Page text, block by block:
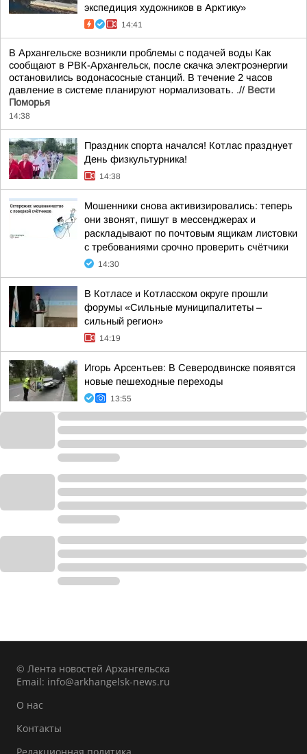
экспедиция художников в Арктику»
14:41
В Архангельске возникли проблемы с подачей воды Как
сообщают в РВК-Архангельск, после скачка электроэнергии
остановились водонасосные станций. В течение 2 часов
давление в системе планируют нормализовать. .// Вести
Поморья
14:38
Праздник спорта начался! Котлас празднует
День физкультурника!
14:38
Мошенники снова активизировались: теперь
они звонят, пишут в мессенджерах и
раскладывают по почтовым ящикам листовки
с требованиями срочно проверить счётчики
14:30
В Котласе и Котласском округе прошли
форумы «Сильные муниципалитеты –
сильный регион»
14:19
Игорь Арсентьев: В Северодвинске появятся
новые пешеходные переходы
13:55
© Лента новостей Архангельска
Email: info@arkhangelsk-news.ru
О нас
Контакты